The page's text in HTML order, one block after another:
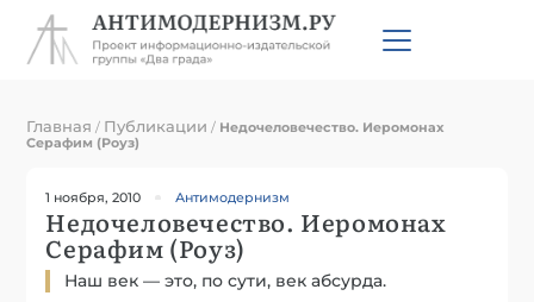
Главная / Публикации / Недочеловечество. Иеромонах
Серафим (Роуз)
1 ноября, 2010 Антимодернизм
Недочеловечество. Иеромонах
Серафим (Роуз)
Наш век — это, по сути, век абсурда.